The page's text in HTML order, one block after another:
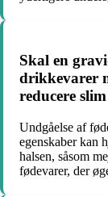
Skal en
drikkevarer
reducere
Undgåelse af
egenskaber kan
halsen, såsom
fødevarer, der